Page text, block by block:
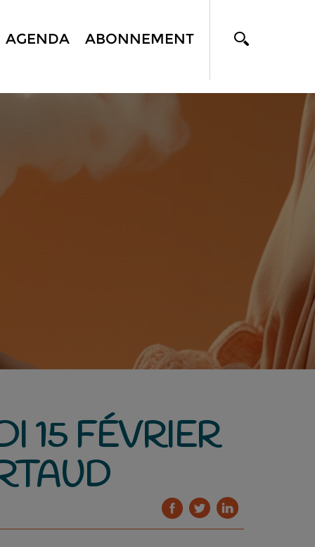
AGENDA ABONNEMENT
15 FÉVRIER